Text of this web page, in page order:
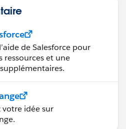
de Salesforce pour
ressources et une
idée sur